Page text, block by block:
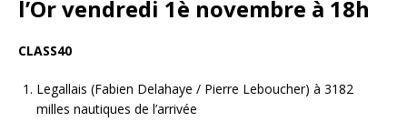
l’Or vendredi 1è novembre à 18h
CLASS40
Legallais (Fabien Delahaye / Pierre Leboucher) à 3182
milles nautiques de l’arrivée